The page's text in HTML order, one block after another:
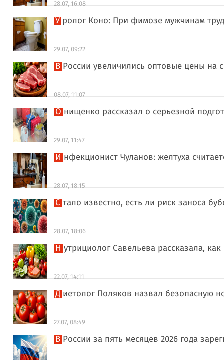
28.07, 16:08
Уролог Коно: При фимозе мужчинам
29.07, 09:22
В России увеличились оптовые цены на
08.07, 11:07
Онищенко рассказал о серьезной
29.07, 11:47
Инфекционист Чуланов: желтуха
28.07, 18:15
Стало известно, есть ли риск заноса
28.07, 18:06
Нутрициолог Савельева рассказала,
22.07, 14:11
Диетолог Поляков назвал безопасную
27.07, 08:49
В России за пять месяцев 2026 года